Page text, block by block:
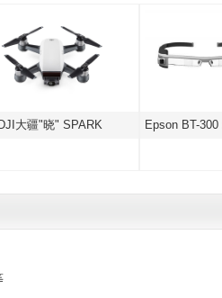
DJI大疆"晓" SPARK